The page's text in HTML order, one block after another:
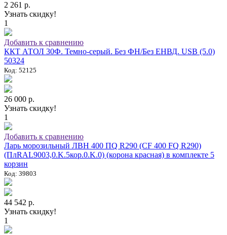
2 261 р.
Узнать скидку!
1
Добавить к сравнению
ККТ АТОЛ 30Ф. Темно-серый. Без ФН/Без ЕНВД. USB (5.0)
50324
Код: 52125
26 000 р.
Узнать скидку!
1
Добавить к сравнению
Ларь морозильный ЛВН 400 ПQ R290 (СF 400 FQ R290)
(ПлRAL9003,0.K.5кор.0.K.0) (корона красная) в комплекте 5
корзин
Код: 39803
44 542 р.
Узнать скидку!
1